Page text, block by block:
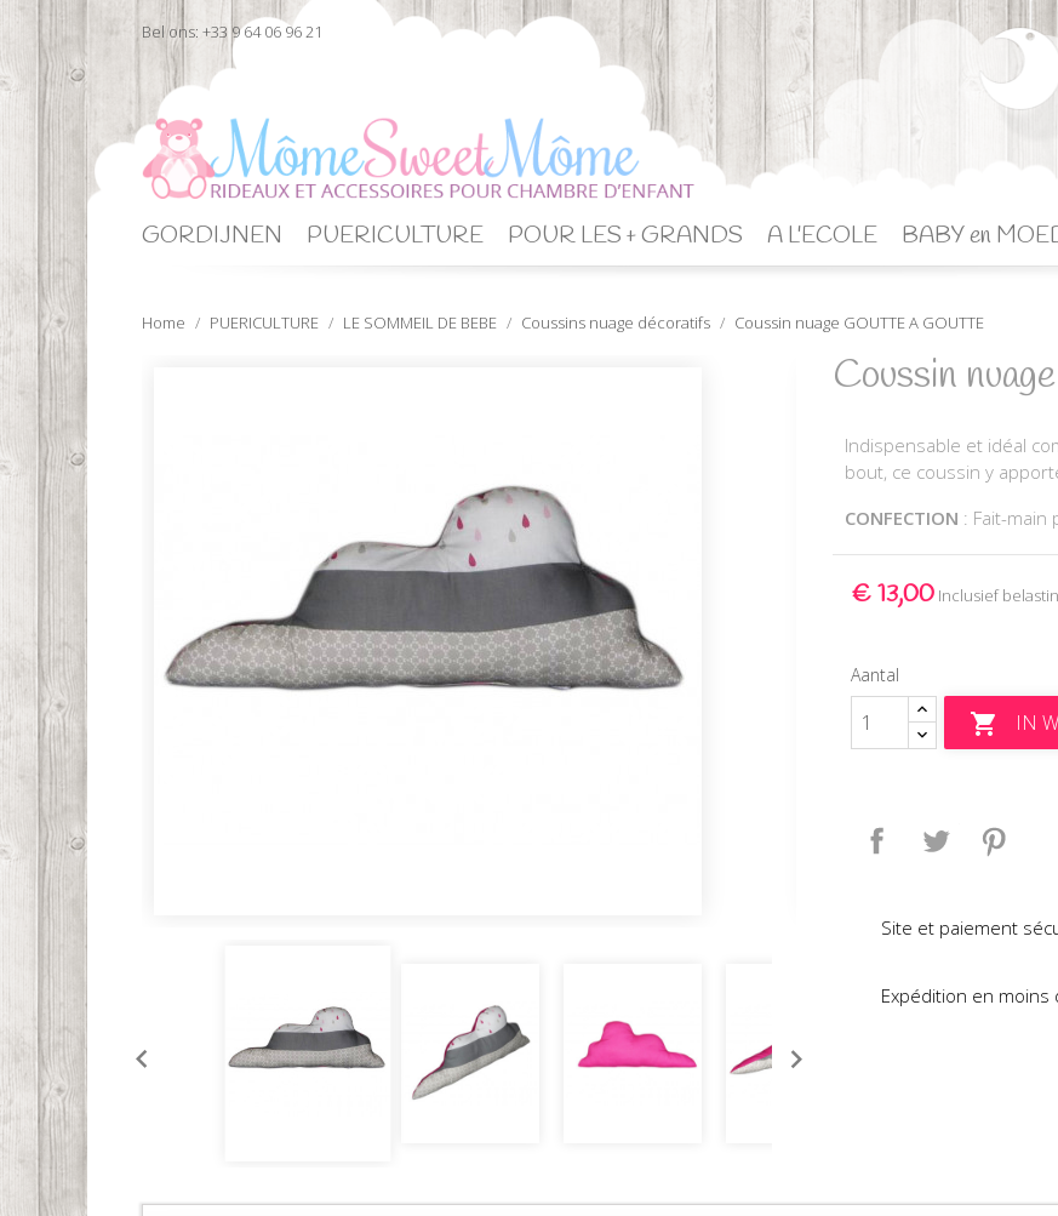
Bel ons: +33 9 64 06 96 21
GORDIJNEN PUERICULTURE POUR LES + GRANDS A L'ECOLE BABY en
Home PUERICULTURE LE SOMMEIL DE BEBE Coussins nuage décoratifs Coussin nuage GOUTTE A GOUTTE
Coussin
Indispensable et idéal
bout, ce coussin y
CONFECTION : Fait-main
€ 13,00 Inclusief
Aantal
 IN
Delen Tweet
Site et paiement
Expédition en moins